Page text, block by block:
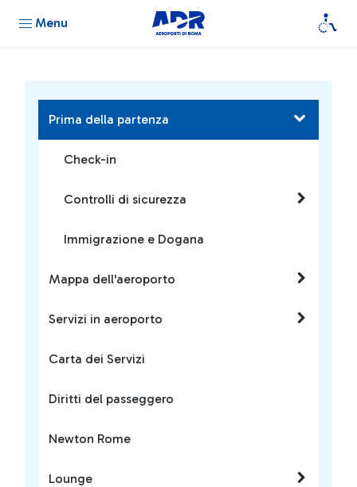
Menu
Prima della partenza
Check-in
Controlli di sicurezza
Immigrazione e Dogana
Mappa dell'aeroporto
Servizi in aeroporto
Carta dei Servizi
Diritti del passeggero
Newton Rome
Lounge